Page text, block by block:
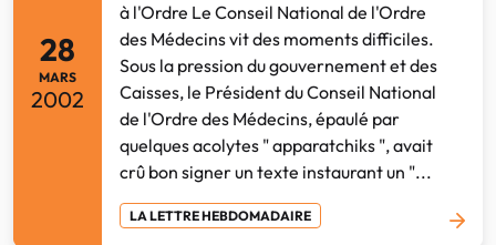
28
MARS
2002
à l'Ordre Le Conseil National de l'Ordre
des Médecins vit des moments difficiles.
Sous la pression du gouvernement et des
Caisses, le Président du Conseil National
de l'Ordre des Médecins, épaulé par
quelques acolytes " apparatchiks ", avait
crû bon signer un texte instaurant un "...
LA LETTRE HEBDOMADAIRE